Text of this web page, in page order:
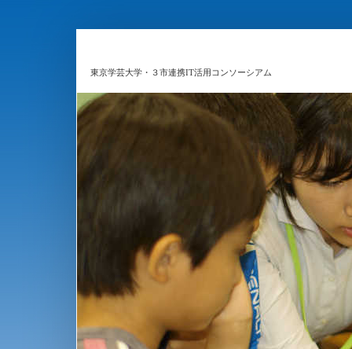
東京学芸大学・３市連携IT活用コンソーシアム